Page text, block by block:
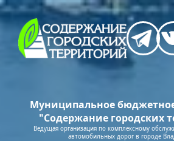
Муниципальное
"Содержание городских
Ведущая организация по комплексному
автомобильных дорог в городе